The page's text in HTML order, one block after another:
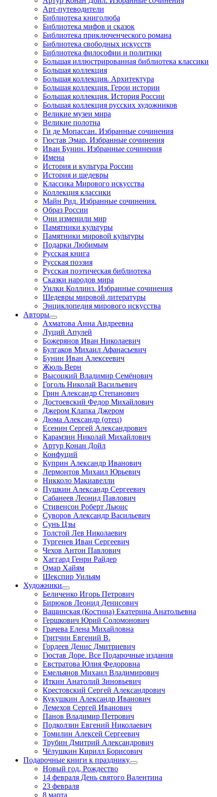
Арт-путеводители
Библиотека книголюба
Библиотека мифов и сказок
Библиотека приключенческого романа
Библиотека свободных искусств
Библиотека философии и политики
Большая иллюстрированная библиотека классики
Большая коллекция
Большая коллекция. Архитектура
Большая коллекция. Герои истории
Большая коллекция. История России
Большая коллекция русских художников
Великие музеи мира
Великие полотна
Ги де Мопассан. Избранные сочинения
Гюстав Эмар. Избранные сочинения
Иван Бунин. Избранные сочинения
Имена
История и культура России
История и шедевры
Классика Мирового искусства
Коллекция классики
Майн Рид. Избранные сочинения.
Образ России
Они изменили мир
Памятники культуры
Памятники мировой культуры
Подарки Любимым
Русская книга
Русская поэзия
Русская поэтическая библиотека
Сказки народов мира
Уилки Коллинз. Избранные сочинения
Шедевры мировой литературы
Энциклопедия мирового искусства
Авторы
Ахматова Анна Андреевна
Луций Апулей
Божерянов Иван Николаевич
Булгаков Михаил Афанасьевич
Бунин Иван Алексеевич
Жюль Верн
Высоцкий Владимир Семёнович
Гоголь Николай Васильевич
Грин Александр Степанович
Достоевский Федор Михайлович
Джером Клапка Джером
Дюма Александр (отец)
Есенин Сергей Александрович
Карамзин Николай Михайлович
Артур Конан Дойл
Конфуций
Куприн Александр Иванович
Лермонтов Михаил Юрьевич
Никколо Макиавелли
Пушкин Александр Сергеевич
Сабанеев Леонид Павлович
Стивенсон Роберт Льюис
Суворов Александр Васильевич
Сунь Цзы
Толстой Лев Николаевич
Тургенев Иван Сергеевич
Чехов Антон Павлович
Хаггард Генри Райдер
Омар Хайям
Шекспир Уильям
Художники
Беличенко Игорь Петрович
Бирюков Леонид Денисович
Ващинская (Костина) Екатерина Анатольевна
Гершкович Юрий Соломонович
Грачева Елена Михайловна
Гритчин Евгений В.
Гордеев Денис Дмитриевич
Гюстав Доре. Все Подарочные издания
Евстратова Юлия Федоровна
Емельянов Михаил Владимирович
Иткин Анатолий Зиновьевич
Крестовский Сергей Александрович
Кукушкин Александр Иванович
Лемехов Сергей Иванович
Панов Владимир Петрович
Подколзин Евгений Николаевич
Томилин Алексей Сергеевич
Трубин Дмитрий Александрович
Чёлушкин Кирилл Борисович
Подарочные книги к празднику
Новый год, Рождество
14 февраля День святого Валентина
23 февраля
8 марта